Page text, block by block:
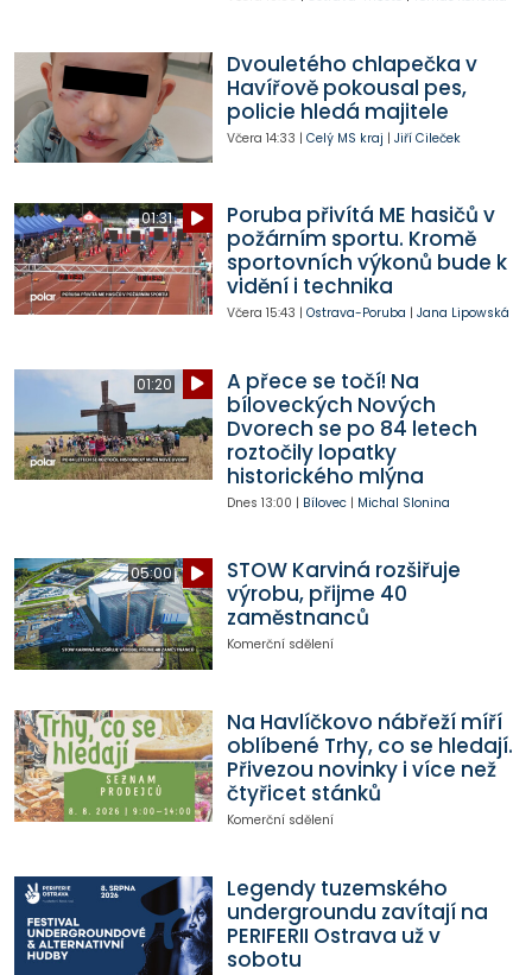
Dvouletého chlapečka v
Havířově pokousal pes,
policie hledá majitele
Včera 14:33 | Celý MS kraj | Jiří Cileček
01:31
Poruba přivítá ME hasičů v
požárním sportu. Kromě
sportovních výkonů bude k
vidění i technika
Včera 15:43 | Ostrava-Poruba | Jana Lipowská
01:20
A přece se točí! Na
bíloveckých Nových
Dvorech se po 84 letech
roztočily lopatky
historického mlýna
Dnes 13:00 | Bílovec| Michal Slonina
05:00
STOW Karviná rozšiřuje
výrobu, přijme 40
zaměstnanců
Komerční sdělení
Na Havlíčkovo nábřeží míří
oblíbené Trhy, co se hledají.
Přivezou novinky i více než
čtyřicet stánků
Komerční sdělení
Legendy tuzemského
undergroundu zavítají na
PERIFERII Ostrava už v
sobotu